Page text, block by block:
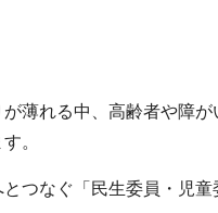
薄れる中、高齢者や障
。
つなぐ「民生委員・児童